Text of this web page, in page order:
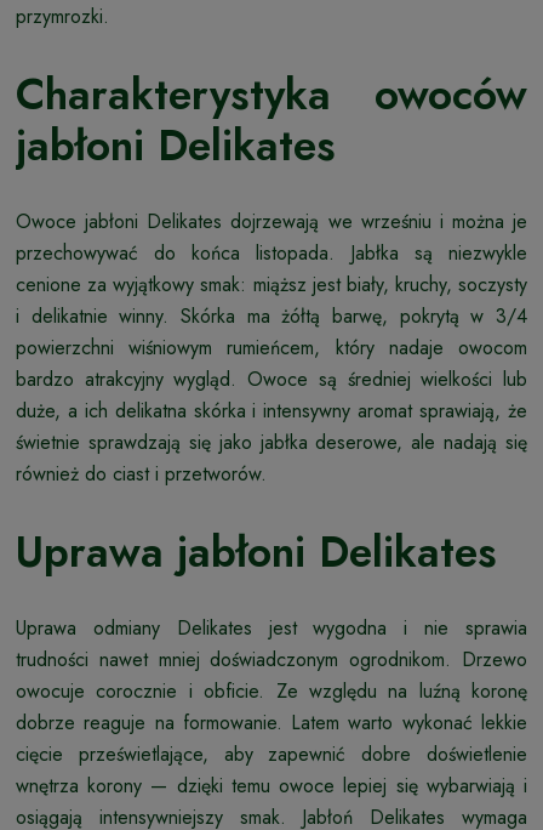
przymrozki.
Charakterystyka owoców
jabłoni Delikates
Owoce jabłoni Delikates dojrzewają we wrześniu i można je
przechowywać do końca listopada. Jabłka są niezwykle
cenione za wyjątkowy smak: miąższ jest biały, kruchy, soczysty
i delikatnie winny. Skórka ma żółtą barwę, pokrytą w 3/4
powierzchni wiśniowym rumieńcem, który nadaje owocom
bardzo atrakcyjny wygląd. Owoce są średniej wielkości lub
duże, a ich delikatna skórka i intensywny aromat sprawiają, że
świetnie sprawdzają się jako jabłka deserowe, ale nadają się
również do ciast i przetworów.
Uprawa jabłoni Delikates
Uprawa odmiany Delikates jest wygodna i nie sprawia
trudności nawet mniej doświadczonym ogrodnikom. Drzewo
owocuje corocznie i obficie. Ze względu na luźną koronę
dobrze reaguje na formowanie. Latem warto wykonać lekkie
cięcie prześwietlające, aby zapewnić dobre doświetlenie
wnętrza korony — dzięki temu owoce lepiej się wybarwiają i
osiągają intensywniejszy smak. Jabłoń Delikates wymaga